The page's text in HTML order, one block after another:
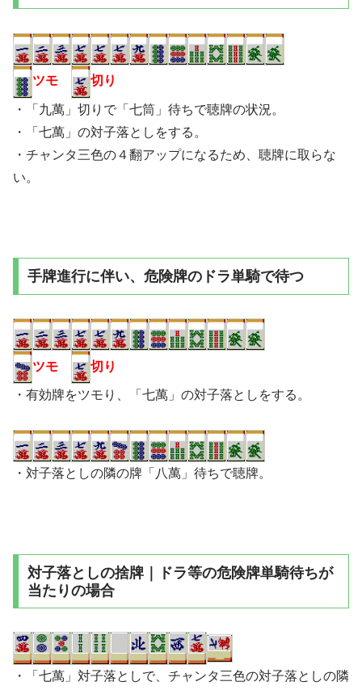
ツモ 切り
・「九萬」切りで「七筒」待ちで聴牌の状況。
・「七萬」の対子落としをする。
・チャンタ三色の４翻アップになるため、聴牌に取らな
い。
手牌進行に伴い、危険牌のドラ単騎で待つ
ツモ 切り
・有効牌をツモり、「七萬」の対子落としをする。
・対子落としの隣の牌「八萬」待ちで聴牌。
対子落としの捨牌｜ドラ等の危険牌単騎待ちが
当たりの場合
・「七萬」対子落としで、チャンタ三色の対子落としの隣